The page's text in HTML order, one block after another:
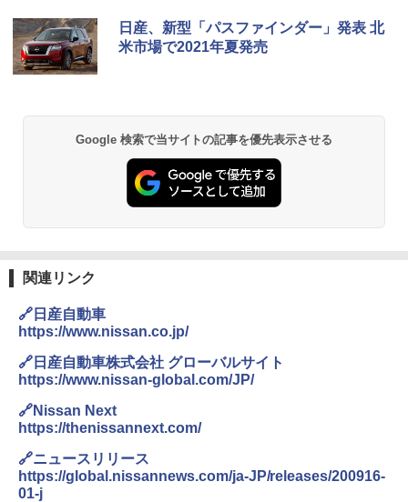
日産、新型「パスファインダー」発表 北
米市場で2021年夏発売
Google 検索で当サイトの記事を優先表示させる
関連リンク
🔗日産自動車
https://www.nissan.co.jp/
🔗日産自動車株式会社 グローバルサイト
https://www.nissan-global.com/JP/
🔗Nissan Next
https://thenissannext.com/
🔗ニュースリリース
https://global.nissannews.com/ja-JP/releases/200916-
01-j